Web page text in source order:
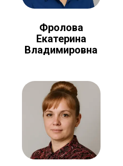
Фролова
Екатерина
Владимировна